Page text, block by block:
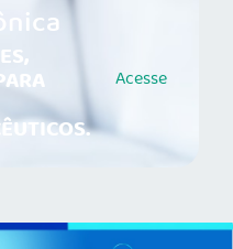
Acesse